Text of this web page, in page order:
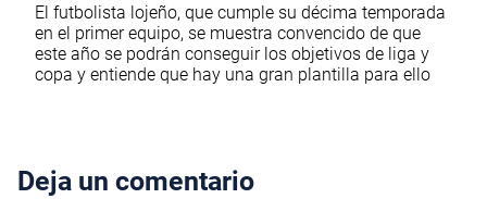
El futbolista lojeño, que cumple su décima temporada
en el primer equipo, se muestra convencido de que
este año se podrán conseguir los objetivos de liga y
copa y entiende que hay una gran plantilla para ello
Deja un comentario